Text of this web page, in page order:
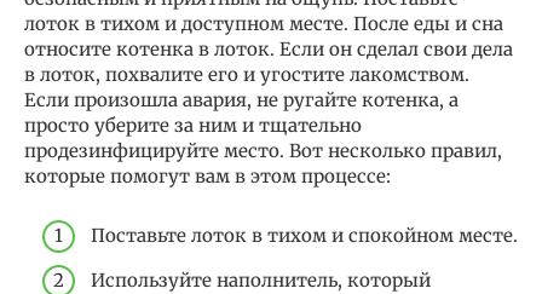
лоток в тихом и доступном месте. После еды и сна
относите котенка в лоток. Если он сделал свои дела
в лоток, похвалите его и угостите лакомством.
Если произошла авария, не ругайте котенка, а
просто уберите за ним и тщательно
продезинфицируйте место. Вот несколько правил,
которые помогут вам в этом процессе:
Поставьте лоток в тихом и спокойном месте.
Используйте наполнитель, который